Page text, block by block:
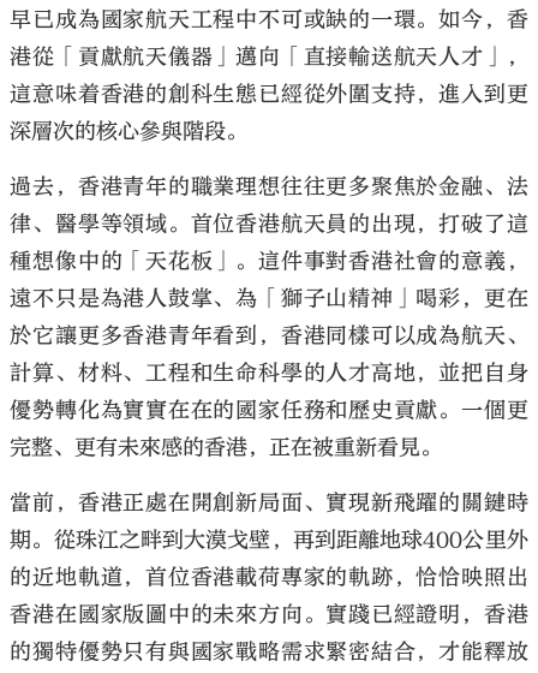
早已成為國家航天工程中不可或缺的一環。如今，香
港從「貢獻航天儀器」邁向「直接輸送航天人才」，
這意味着香港的創科生態已經從外圍支持，進入到更
深層次的核心參與階段。
過去，香港青年的職業理想往往更多聚焦於金融、法
律、醫學等領域。首位香港航天員的出現，打破了這
種想像中的「天花板」。這件事對香港社會的意義，
遠不只是為港人鼓掌、為「獅子山精神」喝彩，更在
於它讓更多香港青年看到，香港同樣可以成為航天、
計算、材料、工程和生命科學的人才高地，並把自身
優勢轉化為實實在在的國家任務和歷史貢獻。一個更
完整、更有未來感的香港，正在被重新看見。
當前，香港正處在開創新局面、實現新飛躍的關鍵時
期。從珠江之畔到大漠戈壁，再到距離地球400公里外
的近地軌道，首位香港載荷專家的軌跡，恰恰映照出
香港在國家版圖中的未來方向。實踐已經證明，香港
的獨特優勢只有與國家戰略需求緊密結合，才能釋放